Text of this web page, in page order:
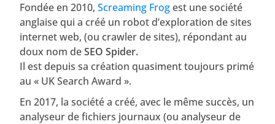
Fondée en 2010,Screaming Frogest une société
anglaise qui a créé un robot d’exploration de sites
internet web, (ou crawler de sites), répondant au
doux nom deSEO Spider.
Il est depuis sa création quasiment toujours primé
au « UK Search Award ».
En 2017, la société a créé, avec le même succès, un
analyseur de fichiers journaux (ou analyseur de